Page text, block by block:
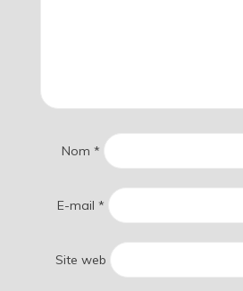
Nom *
E-mail *
Site web